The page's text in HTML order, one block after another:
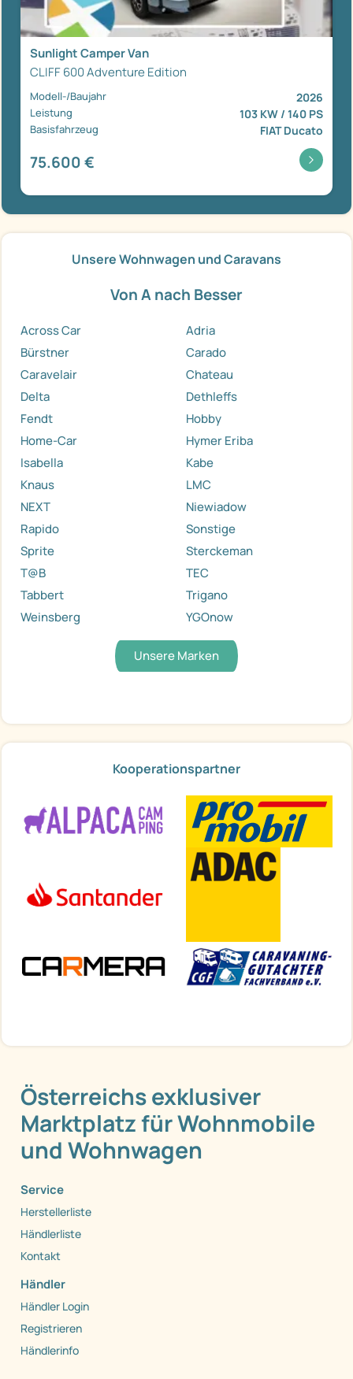
Sunlight Camper Van
CLIFF 600 Adventure Edition
Modell-/Baujahr 2026
Leistung 103 KW / 140 PS
Basisfahrzeug FIAT Ducato
75.600 €
Unsere Wohnwagen und Caravans
Von A nach Besser
Across Car
Adria
Bürstner
Carado
Caravelair
Chateau
Delta
Dethleffs
Fendt
Hobby
Home-Car
Hymer Eriba
Isabella
Kabe
Knaus
LMC
NEXT
Niewiadow
Rapido
Sonstige
Sprite
Sterckeman
T@B
TEC
Tabbert
Trigano
Weinsberg
YGOnow
Unsere Marken
Kooperationspartner
Österreichs exklusiver
Marktplatz für Wohnmobile
und Wohnwagen
Service
Herstellerliste
Händlerliste
Kontakt
Händler
Händler Login
Registrieren
Händlerinfo